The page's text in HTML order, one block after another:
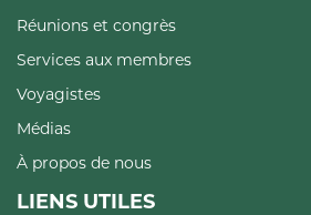
Réunions et congrès
Services aux membres
Voyagistes
Médias
À propos de nous
LIENS UTILES